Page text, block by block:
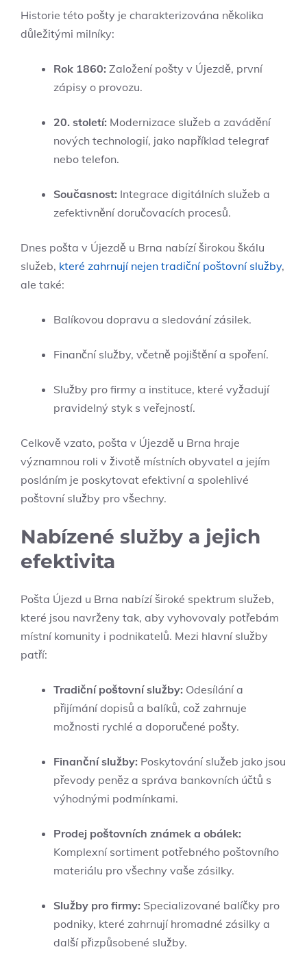
Historie této pošty je charakterizována několika
důležitými milníky:
Rok 1860: Založení pošty v Újezdě, první
zápisy o provozu.
20. století: Modernizace služeb a zavádění
nových technologií, jako například telegraf
nebo telefon.
Současnost: Integrace digitálních služeb a
zefektivnění doručovacích procesů.
Dnes pošta v Újezdě u Brna nabízí širokou škálu
služeb, které zahrnují nejen tradiční poštovní služby,
ale také:
Balíkovou dopravu a sledování zásilek.
Finanční služby, včetně pojištění a spoření.
Služby pro firmy a instituce, které vyžadují
pravidelný styk s veřejností.
Celkově vzato, pošta v Újezdě u Brna hraje
významnou roli v životě místních obyvatel a jejím
posláním je poskytovat efektivní a spolehlivé
poštovní služby pro všechny.
Nabízené služby a jejich
efektivita
Pošta Újezd u Brna nabízí široké spektrum služeb,
které jsou navrženy tak, aby vyhovovaly potřebám
místní komunity i podnikatelů. Mezi hlavní služby
patří:
Tradiční poštovní služby: Odesílání a
přijímání dopisů a balíků, což zahrnuje
možnosti rychlé a doporučené pošty.
Finanční služby: Poskytování služeb jako jsou
převody peněz a správa bankovních účtů s
výhodnými podmínkami.
Prodej poštovních známek a obálek:
Komplexní sortiment potřebného poštovního
materiálu pro všechny vaše zásilky.
Služby pro firmy: Specializované balíčky pro
podniky, které zahrnují hromadné zásilky a
další přizpůsobené služby.